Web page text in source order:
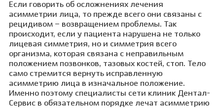
Если говорить об осложнениях лечения
асимметрии лица, то прежде всего они связаны с
рецидивом – возвращением проблемы. Так
происходит, если у пациента нарушена не только
лицевая симметрия, но и симметрия всего
организма, которая связана с неправильным
положением позвонков, тазовых костей, стоп. Тело
само стремится вернуть исправленную
асимметрию лица в изначальное положение.
Именно поэтому специалисты сети клиник Дентал-
Сервис в обязательном порядке лечат асимметрию